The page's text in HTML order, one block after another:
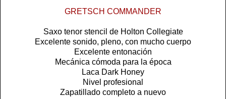
GRETSCH COMMANDER
Saxo tenor stencil de Holton Collegiate
Excelente sonido, pleno, con mucho cuerpo
Excelente entonación
Mecánica cómoda para la época
Laca Dark Honey
Nivel profesional
Zapatillado completo a nuevo